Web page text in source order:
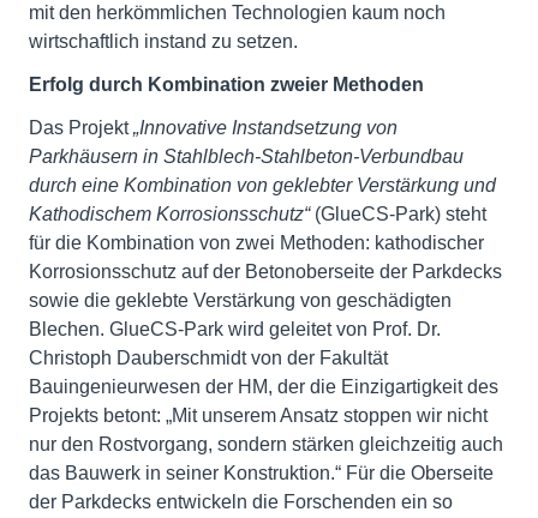
mit den herkömmlichen Technologien kaum noch
wirtschaftlich instand zu setzen.
Erfolg durch Kombination zweier Methoden
Das Projekt„Innovative Instandsetzung von
Parkhäusern in Stahlblech-Stahlbeton-Verbundbau
durch eine Kombination von geklebter Verstärkung und
Kathodischem Korrosionsschutz“(GlueCS-Park) steht
für die Kombination von zwei Methoden: kathodischer
Korrosionsschutz auf der Betonoberseite der Parkdecks
sowie die geklebte Verstärkung von geschädigten
Blechen. GlueCS-Park wird geleitet von Prof. Dr.
Christoph Dauberschmidt von der Fakultät
Bauingenieurwesen der HM, der die Einzigartigkeit des
Projekts betont: „Mit unserem Ansatz stoppen wir nicht
nur den Rostvorgang, sondern stärken gleichzeitig auch
das Bauwerk in seiner Konstruktion.“ Für die Oberseite
der Parkdecks entwickeln die Forschenden ein so